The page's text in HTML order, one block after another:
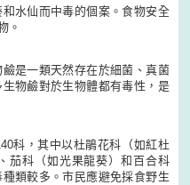
水仙而中毒的個案。食物安全
。
是一類天然存在於細菌、真菌
物鹼對於生物體都有毒性，是
科，其中以杜鵑花科（如紅杜
茄科（如光果龍葵）和百合科
類較多。市民應避免採食野生